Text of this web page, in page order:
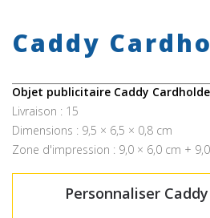
the
beginning
the
images
gallery
Caddy
Objet publicitaire Caddy
Livraison : 15
Dimensions : 9,5 × 6,5 × 0,8 cm
Zone d'impression : 9,0 × 6,0 cm +
Personnaliser